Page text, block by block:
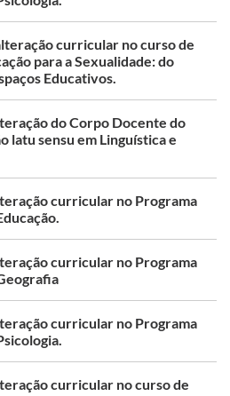
curricular no curso de
para a Sexualidade: do
Educativos.
do Corpo Docente do
latu sensu em Linguística e
curricular no Programa
curricular no Programa
curricular no Programa
curricular no curso de